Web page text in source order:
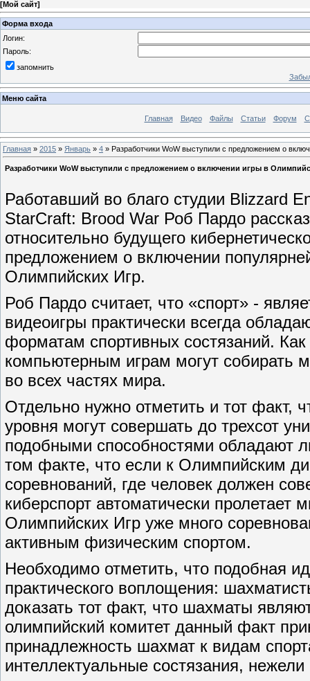
[Мой сайт]
Форма входа
Логин:
Пароль:
запомнить
Меню сайта
Главная Видео Файлы Статьи Форум
Главная » 2015 » Январь » 4 » Разработчики WoW выступили с предложением о
Разработчики WoW выступили с предложением о включении игры в
Работавший во благо студии Blizzard
StarCraft: Brood War Роб Пардо
относительно будущего
предложением о включении
Олимпийских Игр.
Роб Пардо считает, что «спорт» -
видеоигры практически всегда
форматам спортивных состязаний.
компьютерным играм могут собирать
во всех частях мира.
Отдельно нужно отметить и тот факт,
уровня могут совершать до трехсот
подобными способностями обладают
том факте, что если к Олимпийским
соревнований, где человек должен
киберспорт автоматически
Олимпийских Игр уже много
активным физическим спортом.
Необходимо отметить, что подобная
практического воплощения:
доказать тот факт, что шахматы
олимпийский комитет данный факт
принадлежность шахмат к видам
интеллектуальные состязания,